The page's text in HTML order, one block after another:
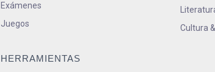
Exámenes
Juegos
HERRAMIENTAS
Cultura